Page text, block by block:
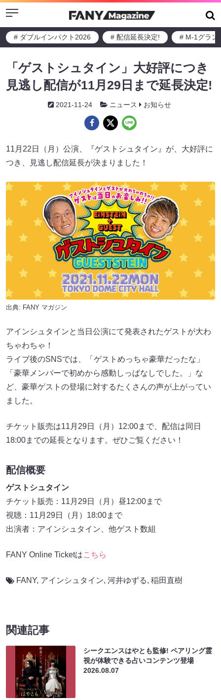
Menu
# ダブルインパクト2026 # 配信延長決定! # M-1グラン
「ゲストシュタイン」大好評につき
見逃し配信が11月29日まで延長決定!
2021-11-24 ニュース お知らせ
11月22日（月）公演、『ゲストシュタイン』が、大好評に
つき、見逃し配信延長が決まりました！
出典: FANY マガジン
アインシュタインと当日公演にて発表されたゲストが大わ
ちゃわちゃ！
ライブ後のSNSでは、「ゲストめっちゃ豪華だったな」
「豪華メンバーで初めから感動しっぱなしでした。」な
ど、豪華ゲストの登場に対するたくさんの声が上がってい
ました。
チケット販売は11月29日（月）12:00まで、配信は同日
18:00までの延長となります。ぜひご覧ください！
配信概要
ゲストシュタイン
チケット販売：11月29日（月）昼12:00まで
視聴：11月29日（月）18:00まで
出演者：アインシュタイン、他ゲスト数組
FANY Online Ticketはこちら
FANY, アインシュタイン, 河井ゆずる, 稲田直樹
関連記事
シークエンスはやとも監修! ペアリング霊
視が体験できる占いコンテンツ登場
2026.08.07